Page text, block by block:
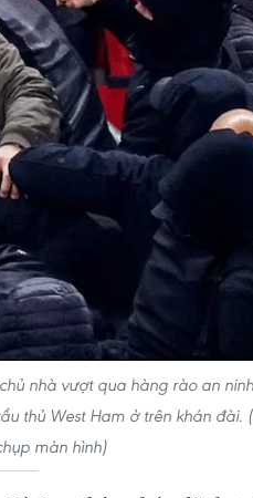
nhà vượt qua hàng rào an
thủ West Ham ở trên khán đài.
màn hình)